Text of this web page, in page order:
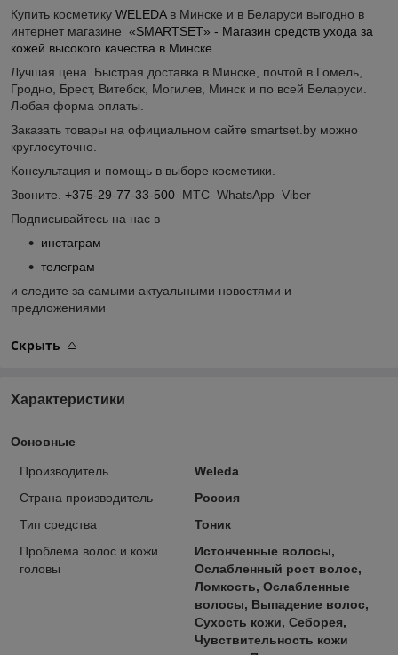
Купить косметику WELEDAв Минске и в Беларуси выгодно в
интернет магазине «SMARTSET» - Магазин средств ухода за
кожей высокого качества в Минске
Лучшая цена. Быстрая доставка в Минске, почтой в Гомель,
Гродно, Брест, Витебск, Могилев, Минск и по всей Беларуси.
Любая форма оплаты.
Заказать товары на официальном сайте smartset.by можно
круглосуточно.
Консультация и помощь в выборе косметики.
Звоните. +375-29-77-33-500 МТС WhatsApp Viber
Подписывайтесь на нас в
инстаграм
телеграм
и следите за самыми актуальными новостями и
предложениями
Скрыть
Характеристики
Основные
Производитель
Weleda
Страна производитель
Россия
Тип средства
Тоник
Проблема волос и кожи
головы
Истонченные волосы,
Ослабленный рост волос,
Ломкость, Ослабленные
волосы, Выпадение волос,
Сухость кожи, Себорея,
Чувствительность кожи